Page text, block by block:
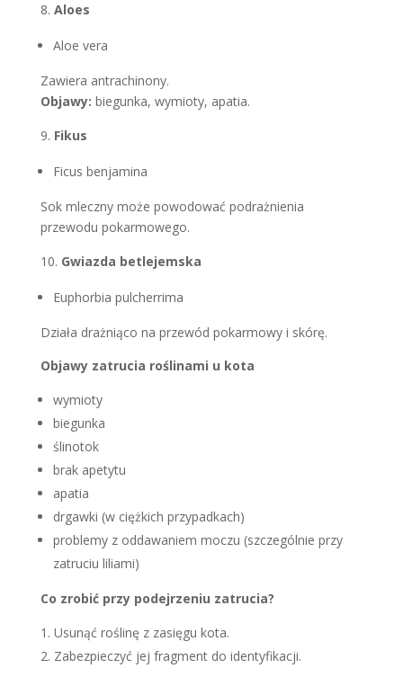
Aloes
Aloe vera
Zawiera antrachinony.
Objawy: biegunka, wymioty, apatia.
Fikus
Ficus benjamina
Sok mleczny może powodować podrażnienia
przewodu pokarmowego.
Gwiazda betlejemska
Euphorbia pulcherrima
Działa drażniąco na przewód pokarmowy i skórę.
Objawy zatrucia roślinami u kota
wymioty
biegunka
ślinotok
brak apetytu
apatia
drgawki (w ciężkich przypadkach)
problemy z oddawaniem moczu (szczególnie przy
zatruciu liliami)
Co zrobić przy podejrzeniu zatrucia?
Usunąć roślinę z zasięgu kota.
Zabezpieczyć jej fragment do identyfikacji.